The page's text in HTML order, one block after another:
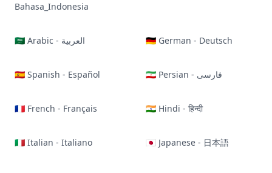
Bahasa_Indonesia
🇸🇦 Arabic - العربية 🇩🇪 German - Deutsch
🇪🇸 Spanish - Español 🇮🇷 Persian - فارسی
🇫🇷 French - Français 🇮🇳 Hindi - हिन्दी
🇮🇹 Italian - Italiano 🇯🇵 Japanese - 日本語